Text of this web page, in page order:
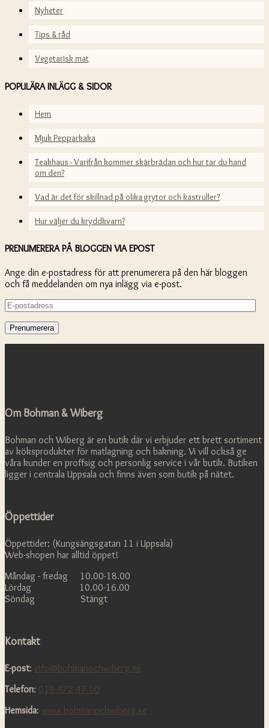
Nyheter
Tips & råd
Vegetarisk mat
POPULÄRA INLÄGG & SIDOR
Hem
Mjuk Pepparkaka
Teakhaus - Varifrån kommer skärbrädan och hur tar du hand
om den?
Vad är det för skillnad på olika grytor och kastruller?
Hur väljer du kryddkvarn?
PRENUMERERA PÅ BLOGGEN VIA EPOST
Ange din e-postadress för att prenumerera på den här bloggen
och få meddelanden om nya inlägg via e-post.
E-
Om Bohman & Wiberg
Bohman och Wiberg är en butik där vi erbjuder ett brett sortiment
av köksprodukter för matlagning och bakning. Vi vill också ge
våra kunder en proffsig och personlig service i vår butik. Butiken
ligger i centrala Uppsala och finns även som butik på nätet.
Öppettider
Öppettider: (Kungsängsgatan 11 i Uppsala)
Web-shopen har alltid öppet!
Måndag - fredag 10.00-18.00
Lördag 10.00-16.00
Söndag Stängt
Kontakt
E-post: info@bohmanochwiberg.se
Telefon: 018-472 47 00
Hemsida: www.bohmanochwiberg.se